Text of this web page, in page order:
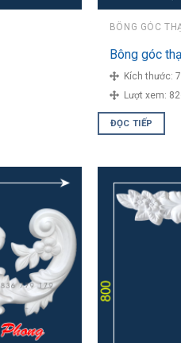
BÔNG GÓC
Bông góc
Kích thước:
Lượt xem:
ĐỌC TIẾP